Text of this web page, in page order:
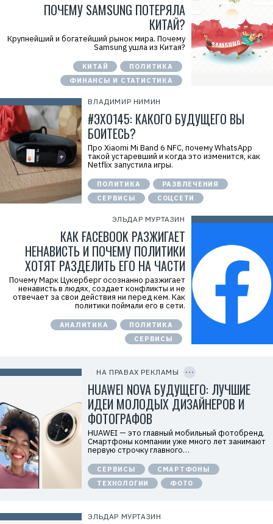
ПОЧЕМУ SAMSUNG ПОТЕРЯЛА
КИТАЙ?
Крупнейший и богатейший рынок мира. Почему
Samsung ушла из Китая?
КИТАЙ
ПОЛИТИКА
ФИНАНСЫ И СТАТИСТИКА
ВЛАДИМИР НИМИН
#ЭХО145: КАКОГО БУДУЩЕГО ВЫ
БОИТЕСЬ?
Про Xiaomi Mi Band 6 NFC, почему WhatsApp
такой устаревший и когда это изменится, как
Netflix запустила игры.
ПОЛИТИКА
РАЗВЛЕЧЕНИЯ
СЕРВИСЫ
СОЦСЕТИ
ЭЛЬДАР МУРТАЗИН
КАК FACEBOOK РАЗЖИГАЕТ
НЕНАВИСТЬ И ПОЧЕМУ ПОЛИТИКИ
ХОТЯТ РАЗДЕЛИТЬ ЕГО НА ЧАСТИ
Почему Марк Цукерберг осознанно разжигает
ненависть в людях, создает конфликты и не
отвечает за свои действия ни перед кем. Как
политики поймали его в сети.
АНАЛИТИКА
ПОЛИТИКА
СЕРВИСЫ
ЭЛЬДАР МУРТАЗИН
НА ПРАВАХ РЕКЛАМЫ
Р
а
.
E
i
d
V
f
x
y
T
M
Р
а
м
т
О
О
О
«
х
к
м
п
а
н
I
HUAWEI NOVA БУДУЩЕГО: ЛУЧШИЕ
ИДЕИ МОЛОДЫХ ДИЗАЙНЕРОВ И
ФОТОГРАФОВ
HUAWEI — это главный мобильный фотобренд.
Смартфоны компании уже много лет занимают
первую строчку главного…
СЕРВИСЫ
СМАРТФОНЫ
ТЕХНОЛОГИИ
ФОТО